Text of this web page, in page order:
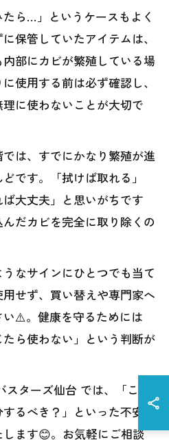
たら…」というケースもよく
保管していたアイテムは、
部にカビが繁殖している場
使用する前は必ず確認し、
に使わないことが大切で
は、すでにかなり繁殖が進
です。「拭けば取れる」
ば大丈夫」と思いがちです
だカビを完全に取り除くの
なサインにひとつでも当て
せず、買い替えや専門家へ
⚠️。健康を守るためには
たら使わない」という判断が
ターズ仙台 では、「これ
るべき？」といった不安や
ます😊。お気軽にご相談